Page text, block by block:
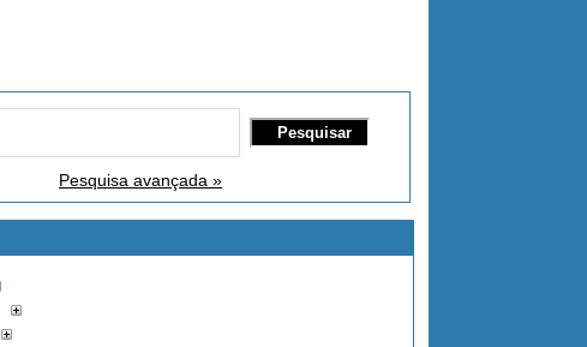
Pesquisa avançada »